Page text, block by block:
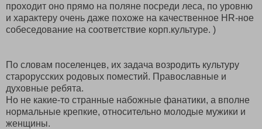
проходит оно прямо на поляне посреди леса, по уровню
и характеру очень даже похоже на качественное HR-ное
собеседование на соответствие корп.культуре. )
По словам поселенцев, их задача возродить культуру
старорусских родовых поместий. Православные и
духовные ребята.
Но не какие-то странные набожные фанатики, а вполне
нормальные крепкие, относительно молодые мужики и
женщины.